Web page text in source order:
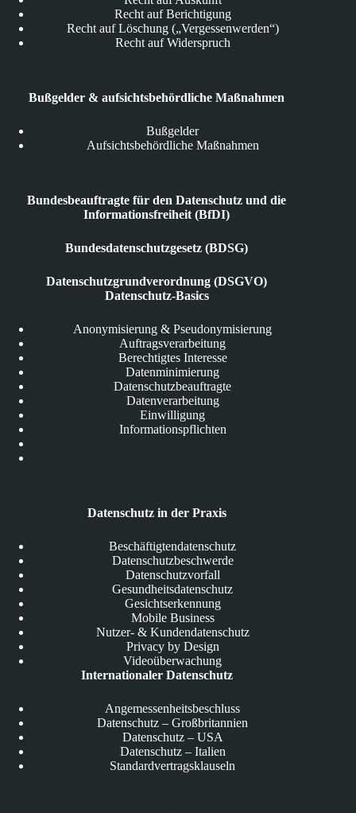
Recht auf Berichtigung
Recht auf Löschung („Vergessenwerden“)
Recht auf Widerspruch
Bußgelder & aufsichtsbehördliche Maßnahmen
Bußgelder
Aufsichtsbehördliche Maßnahmen
Bundesbeauftragte für den Datenschutz und die
Informationsfreiheit (BfDI)
Bundesdatenschutzgesetz (BDSG)
Datenschutzgrundverordnung (DSGVO)
Datenschutz-Basics
Anonymisierung & Pseudonymisierung
Auftragsverarbeitung
Berechtigtes Interesse
Datenminimierung
Datenschutzbeauftragte
Datenverarbeitung
Einwilligung
Informationspflichten
Datenschutz in der Praxis
Beschäftigtendatenschutz
Datenschutzbeschwerde
Datenschutzvorfall
Gesundheitsdatenschutz
Gesichtserkennung
Mobile Business
Nutzer- & Kundendatenschutz
Privacy by Design
Videoüberwachung
Internationaler Datenschutz
Angemessenheitsbeschluss
Datenschutz – Großbritannien
Datenschutz – USA
Datenschutz – Italien
Standardvertragsklauseln